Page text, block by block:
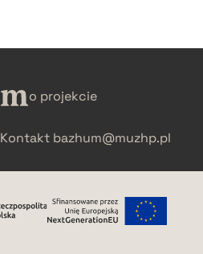
o projekcie
Kontakt bazhum@muzhp.pl